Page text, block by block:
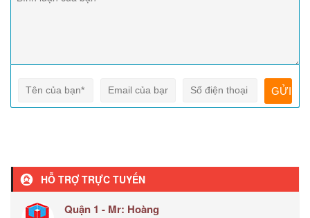
HỖ TRỢ TRỰC TUYẾN
Quận 1 - Mr: Hoàng